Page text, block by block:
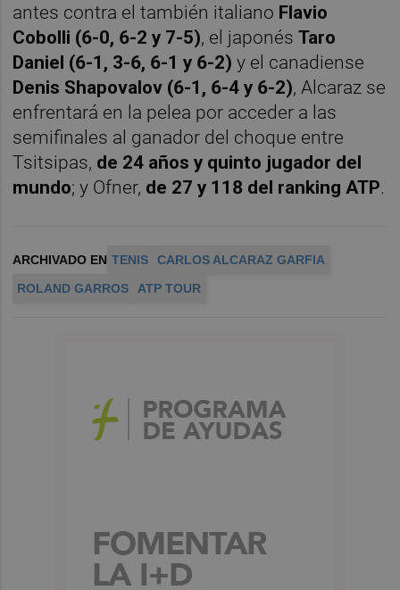
antes contra el también italiano Flavio
Cobolli (6-0, 6-2 y 7-5), el japonésTaro
Daniel (6-1, 3-6, 6-1 y 6-2) y el canadiense
Denis Shapovalov (6-1, 6-4 y 6-2), Alcaraz se
enfrentará en la pelea por acceder a las
semifinales al ganador del choque entre
Tsitsipas, de 24 años y quinto jugador del
mundo; y Ofner, de 27 y 118 del ranking ATP.
ARCHIVADO EN TENIS
CARLOS ALCARAZ GARFIA
ROLAND GARROS
ATP TOUR